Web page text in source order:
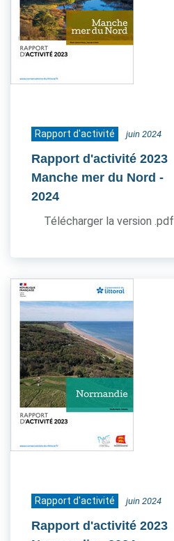
Rapport d'activité juin 2024
Rapport d'activité 2023
Manche mer du Nord -
2024
Télécharger la version .pdf
Rapport d'activité juin 2024
Rapport d'activité 2023